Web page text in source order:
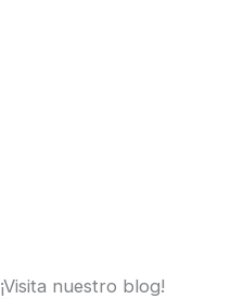
¡Visita nuestro blog!